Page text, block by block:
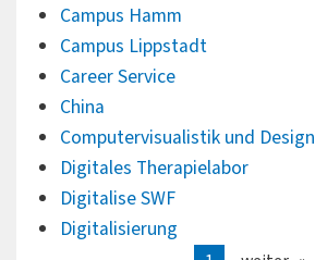
Campus Hamm
Campus Lippstadt
Career Service
China
Computervisualistik und Design
Digitales Therapielabor
Digitalise SWF
Digitalisierung